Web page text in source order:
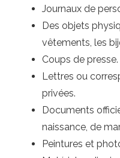
Journaux de
Des objets
vêtements, les
Coups de presse.
Lettres ou
privées.
Documents
naissance, de
Peintures et